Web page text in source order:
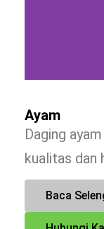
Ayam
Daging
kualitas dan
Baca